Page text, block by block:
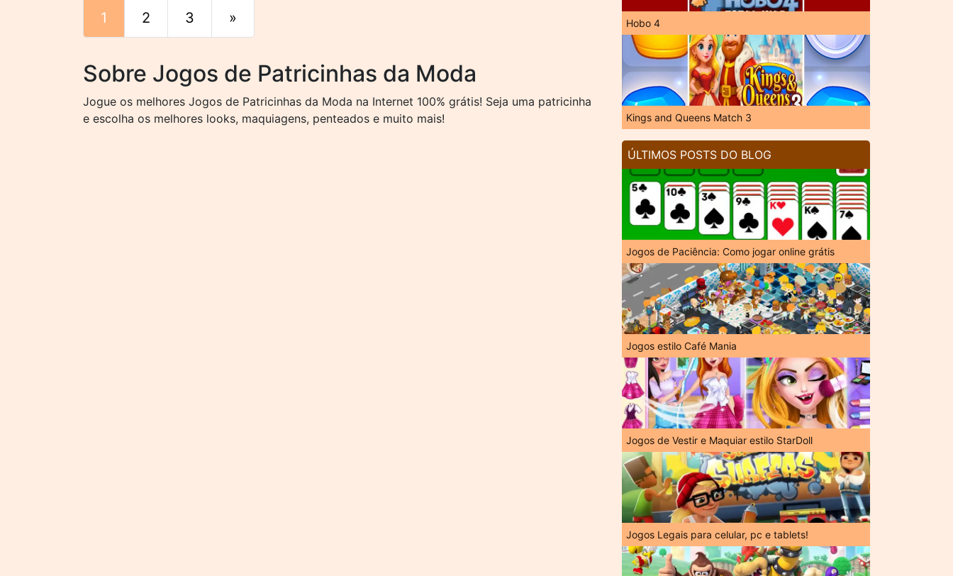
1 2 3 »
Sobre Jogos de Patricinhas da Moda
Jogue os melhores Jogos de Patricinhas da Moda na Internet 100% grátis! Seja uma patricinha
e escolha os melhores looks, maquiagens, penteados e muito mais!
Hobo 4
Kings and Queens Match 3
ÚLTIMOS POSTS DO BLOG
Jogos de Paciência: Como jogar online grátis
Jogos estilo Café Mania
Jogos de Vestir e Maquiar estilo StarDoll
Jogos Legais para celular, pc e tablets!